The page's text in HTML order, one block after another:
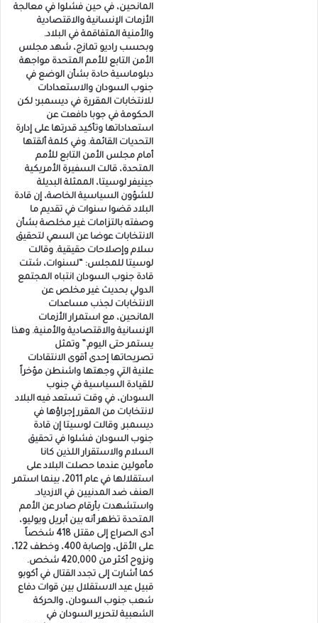
المانحين، في حين فشلوا في معالجة
الأزمات الإنسانية والاقتصادية
والأمنية المتفاقمة في البلاد.
وبحسب راديو تمازج، شهد مجلس
الأمن التابع للأمم المتحدة مواجهة
دبلوماسية حادة بشأن الوضع في
جنوب السودان والاستعدادات
للانتخابات المقررة في ديسمبر؛ لكن
الحكومة في جوبا دافعت عن
استعداداتها وتأكيد قدرتها على إدارة
التحديات القائمة. وفي كلمة ألقتها
أمام مجلس الأمن التابع للأمم
المتحدة، قالت السفيرة الأمريكية
جينيفر لوسيتا، الممثلة البديلة
للشؤون السياسية الخاصة، إن قادة
البلاد قضوا سنوات في تقديم ما
وصفته بالتزامات غير مخلصة بشأن
الانتخابات عوضا عن السعي لتحقيق
سلام وإصلاحات حقيقية. وقالت
لوسيتا للمجلس: “لسنوات، شتت
قادة جنوب السودان انتباه المجتمع
الدولي بحديث غير مخلص عن
الانتخابات لجذب مساعدات
المانحين، مع استمرار الأزمات
الإنسانية والاقتصادية والأمنية. وهذا
يستمر حتى اليوم.” وتمثل
تصريحاتها إحدى أقوى الانتقادات
علنية التي وجهتها واشنطن مؤخراً
للقيادة السياسية في جنوب
السودان، في وقت تستعد فيه البلاد
لانتخابات من المقرر إجراؤها في
ديسمبر. وقالت لوسيتا إن قادة
جنوب السودان فشلوا في تحقيق
السلام والاستقرار اللذين كانا
مأمولين عندما حصلت البلاد على
استقلالها في عام 2011، بينما استمر
العنف ضد المدنيين في الازدياد.
واستشهدت بأرقام صادر عن الأمم
المتحدة تظهر أنه بين أبريل ويوليو،
أدى الصراع إلى مقتل 418 شخصاً
على الأقل، وإصابة 400، وخطف 122،
ونزوح أكثر من 420,000 شخص.
كما أشارت إلى تجدد القتال في أكوبو
قبيل عيد الاستقلال بين قوات دفاع
شعب جنوب السودان، والحركة
الشعبية لتحرير السودان في